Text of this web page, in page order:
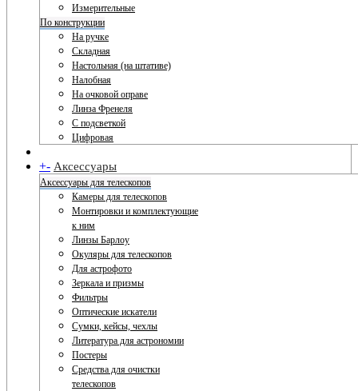
Измерительные
По конструкции
На ручке
Складная
Настольная (на штативе)
Налобная
На очковой оправе
Линза Френеля
С подсветкой
Цифровая
+- Аксессуары
Аксессуары для телескопов
Камеры для телескопов
Монтировки и комплектующие
к ним
Линзы Барлоу
Окуляры для телескопов
Для астрофото
Зеркала и призмы
Фильтры
Оптические искатели
Сумки, кейсы, чехлы
Литература для астрономии
Постеры
Средства для очистки
телескопов